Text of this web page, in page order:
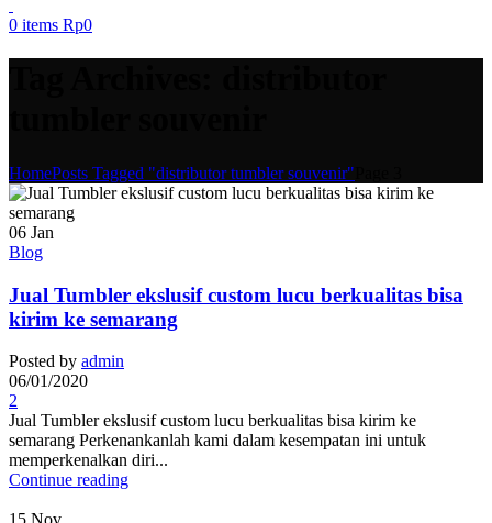
0 items Rp0
HomePosts Tagged "distributor tumbler souvenir"
06 Jan
Blog
Jual Tumbler ekslusif custom lucu berkualitas bisa
kirim ke semarang
Posted by admin
06/01/2020
2
Jual Tumbler ekslusif custom lucu berkualitas bisa kirim ke
semarang Perkenankanlah kami dalam kesempatan ini untuk
memperkenalkan diri...
Continue reading